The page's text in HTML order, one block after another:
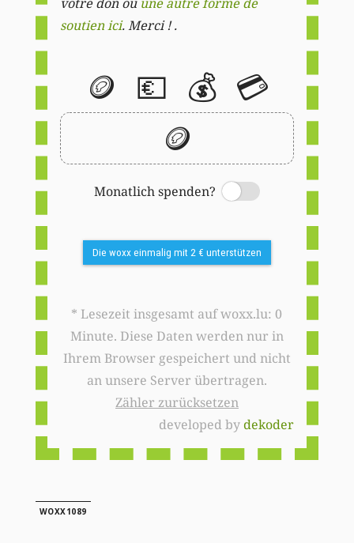
soutien ici. Merci ! .
🪙 💶 💰 💳
🪙
Monatlich spenden?
Switch
Die woxx einmalig mit 2 € unterstützen
* Lesezeit insgesamt auf woxx.lu: 0
Minute. Diese Daten werden nur in
Ihrem Browser gespeichert und nicht
an unsere Server übertragen.
Zähler zurücksetzen
developed bydekoder
WOXX1089